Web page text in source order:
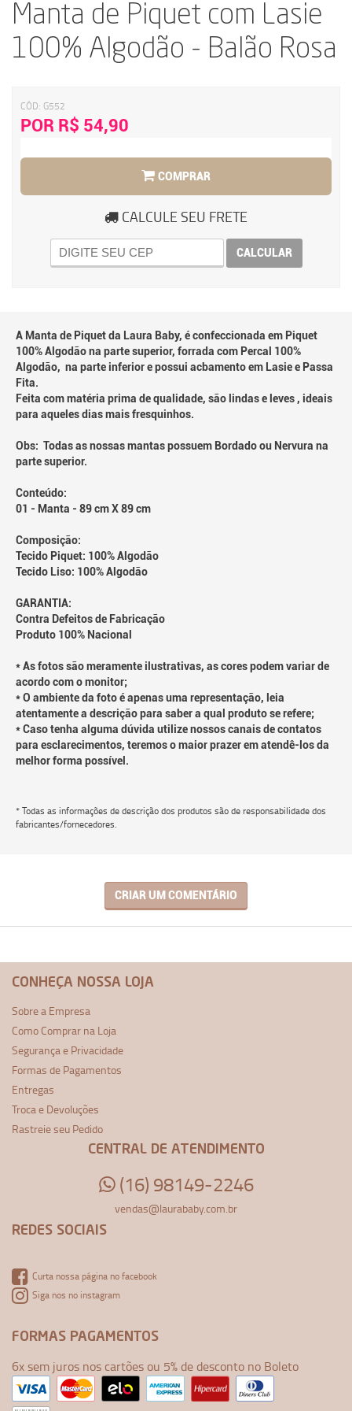
Manta de Piquet com Lasie
100% Algodão - Balão Rosa
CÓD: G552
POR R$ 54,90
COMPRAR
CALCULE SEU FRETE
CALCULAR
A Manta de Piquet da Laura Baby, é confeccionada em Piquet
100% Algodão na parte superior, forrada com Percal 100%
Algodão, na parte inferior e possui acbamento em Lasie e Passa
Fita.
Feita com matéria prima de qualidade, são lindas e leves , ideais
para aqueles dias mais fresquinhos.
Obs: Todas as nossas mantas possuem Bordado ou Nervura na
parte superior.
Conteúdo:
01 - Manta - 89 cm X 89 cm
Composição:
Tecido Piquet: 100% Algodão
Tecido Liso: 100% Algodão
GARANTIA:
Contra Defeitos de Fabricação
Produto 100% Nacional
* As fotos são meramente ilustrativas, as cores podem variar de
acordo com o monitor;
* O ambiente da foto é apenas uma representação, leia
atentamente a descrição para saber a qual produto se refere;
* Caso tenha alguma dúvida utilize nossos canais de contatos
para esclarecimentos, teremos o maior prazer em atendê-los da
melhor forma possível.
* Todas as informações de descrição dos produtos são de responsabilidade dos
fabricantes/fornecedores.
CRIAR UM COMENTÁRIO
CONHEÇA NOSSA LOJA
Sobre a Empresa
Como Comprar na Loja
Segurança e Privacidade
Formas de Pagamentos
Entregas
Troca e Devoluções
Rastreie seu Pedido
CENTRAL DE ATENDIMENTO
(16) 98149-2246
vendas@laurababy.com.br
REDES SOCIAIS
Curta nossa página no facebook
Siga nos no instagram
FORMAS PAGAMENTOS
6x sem juros nos cartões ou 5% de desconto no Boleto